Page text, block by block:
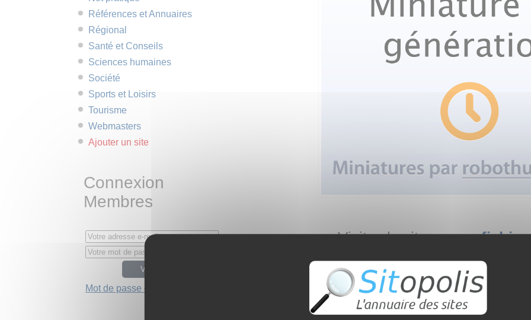
Visitez le site :
Présentez-vous, que faites-vous dans la vie ?
Je suis web entrepreneur
Références et Annuaires
Régional
Santé et Conseils
Sciences humaines
Société
Sports et Loisirs
Tourisme
Webmasters
Ajouter un site
Connexion
Membres
Mot de passe oublié ?